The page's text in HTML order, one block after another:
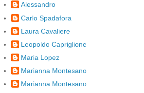
Alessandro
Carlo Spadafora
Laura Cavaliere
Leopoldo Capriglione
Maria Lopez
Marianna Montesano
Marianna Montesano